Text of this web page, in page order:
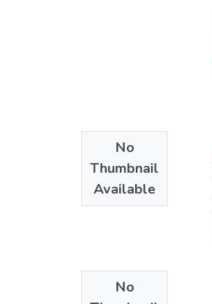
No
Thumbnail
Available
No